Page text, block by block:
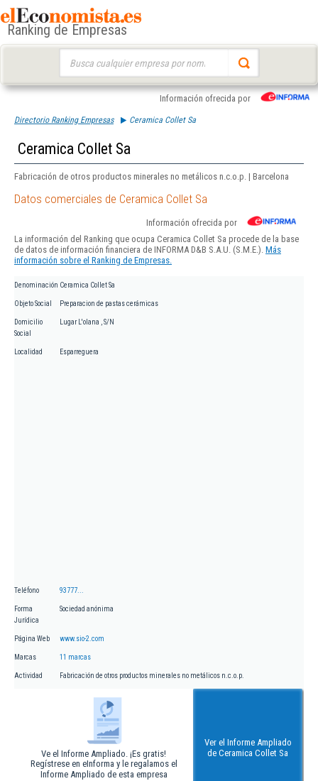
Ranking de Empresas
Información ofrecida por
Directorio Ranking Empresas Ceramica Collet Sa
Ceramica Collet Sa
Fabricación de otros productos minerales no metálicos n.c.o.p. | Barcelona
Datos comerciales de Ceramica Collet Sa
Información ofrecida por
La información del Ranking que ocupa Ceramica Collet Sa procede de la base
de datos de información financiera de INFORMA D&B S.A.U. (S.M.E.). Más
información sobre el Ranking de Empresas.
Denominación Ceramica Collet Sa
Objeto Social Preparacion de pastas cerámicas
Domicilio
Social
Lugar L'olana , S/N
Localidad Esparreguera
Teléfono 93777...
Forma
Jurídica
Sociedad anónima
Página Web www.sio-2.com
Marcas 11 marcas
Actividad Fabricación de otros productos minerales no metálicos n.c.o.p.
Ve el Informe Ampliado. ¡Es gratis!
Regístrese en eInforma y le regalamos el
Informe Ampliado de esta empresa
Ver el Informe Ampliado
de Ceramica Collet Sa